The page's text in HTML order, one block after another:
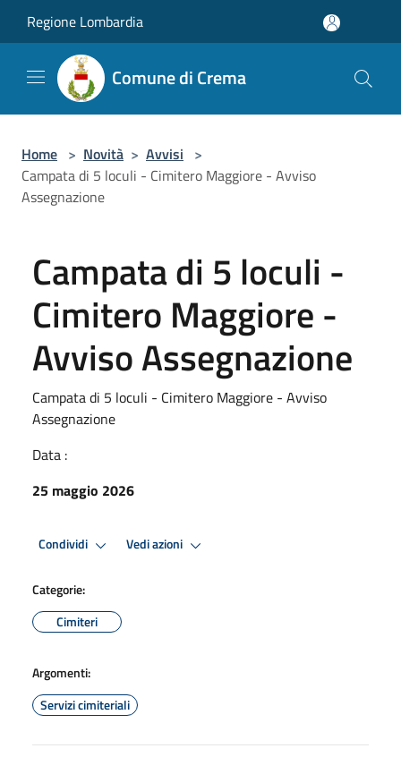
Regione Lombardia
Comune di Crema
Home > Novità > Avvisi >
Campata di 5 loculi - Cimitero Maggiore - Avviso
Assegnazione
Campata di 5 loculi -
Cimitero Maggiore -
Avviso Assegnazione
Campata di 5 loculi - Cimitero Maggiore - Avviso
Assegnazione
Data :
25 maggio 2026
Condividi Vedi azioni
Categorie:
Cimiteri
Argomenti:
Servizi cimiteriali